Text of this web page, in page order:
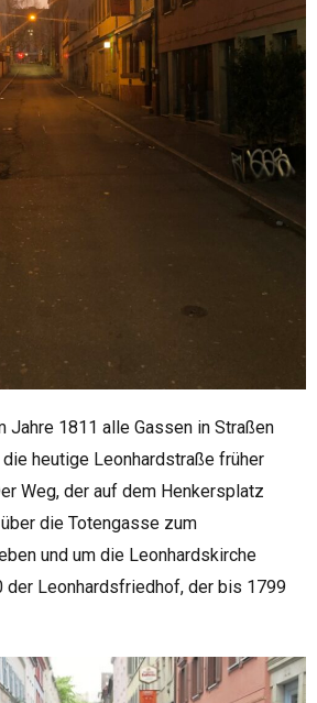
Jahre 1811 alle Gassen in Straßen
heutige Leonhardstraße früher
Weg, der auf dem Henkersplatz
die Totengasse zum
und um die Leonhardskirche
Leonhardsfriedhof, der bis 1799